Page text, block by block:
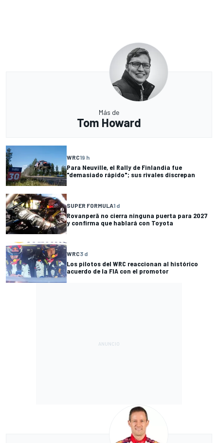
Más de
Tom Howard
WRC19 h
Para Neuville, el Rally de Finlandia fue
"demasiado rápido"; sus rivales discrepan
SUPER FORMULA1 d
Rovanperä no cierra ninguna puerta para 2027
y confirma que hablará con Toyota
WRC3 d
Los pilotos del WRC reaccionan al histórico
acuerdo de la FIA con el promotor